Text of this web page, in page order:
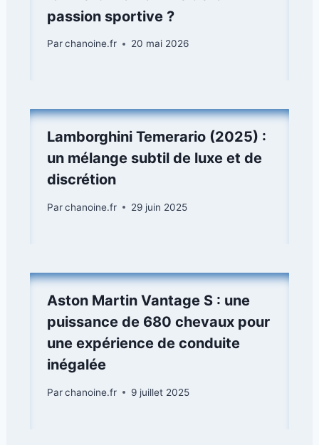
passion sportive ?
Parchanoine.fr 20 mai 2026
Lamborghini Temerario (2025) :
un mélange subtil de luxe et de
discrétion
Parchanoine.fr 29 juin 2025
Aston Martin Vantage S : une
puissance de 680 chevaux pour
une expérience de conduite
inégalée
Parchanoine.fr 9 juillet 2025